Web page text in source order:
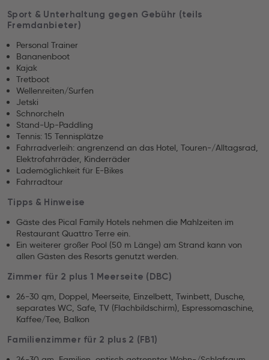
Sport & Unterhaltung gegen Gebühr (teils
Fremdanbieter)
Personal Trainer
Bananenboot
Kajak
Tretboot
Wellenreiten/Surfen
Jetski
Schnorcheln
Stand-Up-Paddling
Tennis: 15 Tennisplätze
Fahrradverleih: angrenzend an das Hotel, Touren-/Alltagsrad,
Elektrofahrräder, Kinderräder
Lademöglichkeit für E-Bikes
Fahrradtour
Tipps & Hinweise
Gäste des Pical Family Hotels nehmen die Mahlzeiten im
Restaurant Quattro Terre ein.
Ein weiterer großer Pool (50 m Länge) am Strand kann von
allen Gästen des Resorts genutzt werden.
Zimmer für 2 plus 1 Meerseite (DBC)
26-30 qm, Doppel, Meerseite, Einzelbett, Twinbett, Dusche,
separates WC, Safe, TV (Flachbildschirm), Espressomaschine,
Kaffee/Tee, Balkon
Familienzimmer für 2 plus 2 (FB1)